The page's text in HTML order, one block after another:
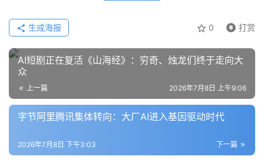
0 打赏
生成海报
AI短剧正在复活《山海经》：穷奇、烛龙们终于走向大
众
上一篇 2026年7月8日 上午9:06
字节阿里腾讯集体转向：大厂AI进入基因驱动时代
下一篇
2026年7月8日 下午3:03